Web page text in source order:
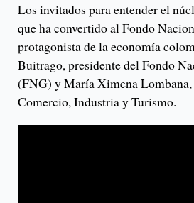
Los invitados para entender el
que ha convertido al Fondo
protagonista de la economía
Buitrago, presidente del Fondo
(FNG) y María Ximena
Comercio, Industria y Turismo.